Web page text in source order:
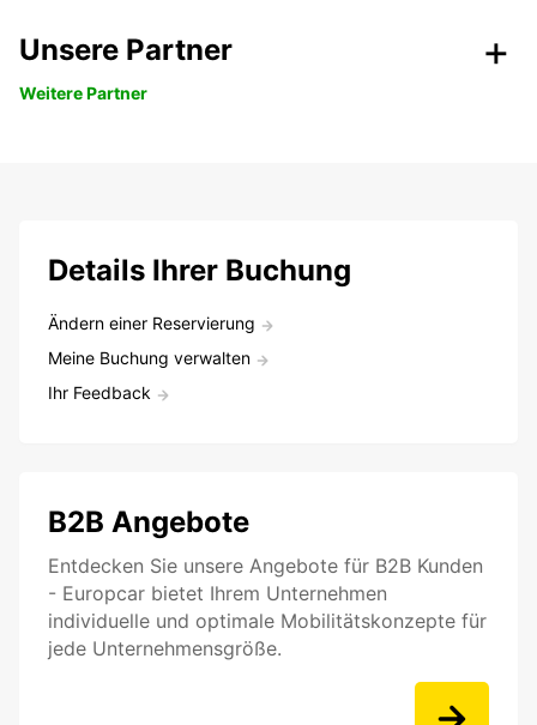
Unsere Partner
Weitere Partner
Details Ihrer Buchung
Ändern einer Reservierung
Meine Buchung verwalten
Ihr Feedback
B2B Angebote
Entdecken Sie unsere Angebote für B2B Kunden
- Europcar bietet Ihrem Unternehmen
individuelle und optimale Mobilitätskonzepte für
jede Unternehmensgröße.